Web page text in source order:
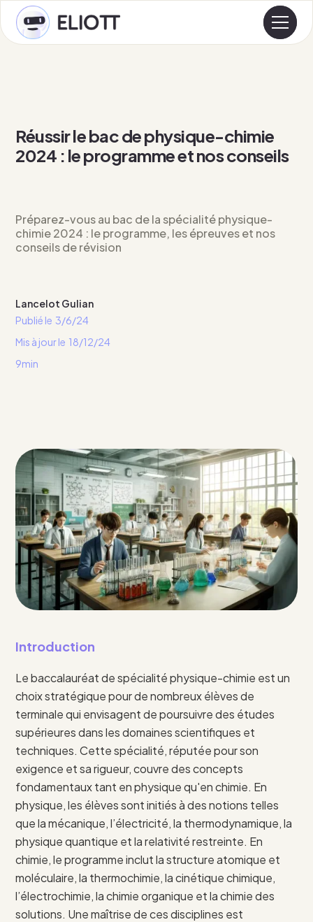
Réussir le bac de physique-chimie
2024 : le programme et nos conseils
Préparez-vous au bac de la spécialité physique-
chimie 2024 : le programme, les épreuves et nos
conseils de révision
Lancelot Gulian
Publié le3/6/24
Mis à jour le 18/12/24
9min
Introduction
Le baccalauréat de spécialité physique-chimie est un
choix stratégique pour de nombreux élèves de
terminale qui envisagent de poursuivre des études
supérieures dans les domaines scientifiques et
techniques. Cette spécialité, réputée pour son
exigence et sa rigueur, couvre des concepts
fondamentaux tant en physique qu'en chimie. En
physique, les élèves sont initiés à des notions telles
que la mécanique, l’électricité, la thermodynamique, la
physique quantique et la relativité restreinte. En
chimie, le programme inclut la structure atomique et
moléculaire, la thermochimie, la cinétique chimique,
l’électrochimie, la chimie organique et la chimie des
solutions. Une maîtrise de ces disciplines est